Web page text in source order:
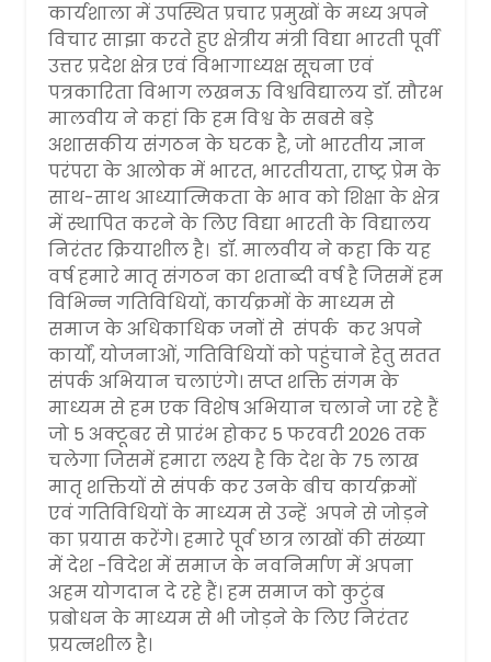
कार्यशाला में उपस्थित प्रचार प्रमुखों के मध्य अपने
विचार साझा करते हुए क्षेत्रीय मंत्री विद्या भारती पूर्वी
उत्तर प्रदेश क्षेत्र एवं विभागाध्यक्ष सूचना एवं
पत्रकारिता विभाग लखनऊ विश्वविद्यालय डॉ. सौरभ
मालवीय ने कहां कि हम विश्व के सबसे बड़े
अशासकीय संगठन के घटक है, जो भारतीय ज्ञान
परंपरा के आलोक में भारत, भारतीयता, राष्ट्र प्रेम के
साथ-साथ आध्यात्मिकता के भाव को शिक्षा के क्षेत्र
में स्थापित करने के लिए विद्या भारती के विद्यालय
निरंतर क्रियाशील है। डॉ. मालवीय ने कहा कि यह
वर्ष हमारे मातृ संगठन का शताब्दी वर्ष है जिसमें हम
विभिन्न गतिविधियों, कार्यक्रमों के माध्यम से
समाज के अधिकाधिक जनों से संपर्क कर अपने
कार्यों, योजनाओं, गतिविधियों को पहुंचाने हेतु सतत
संपर्क अभियान चलाएंगे। सप्त शक्ति संगम के
माध्यम से हम एक विशेष अभियान चलाने जा रहे हैं
जो 5 अक्टूबर से प्रारंभ होकर 5 फरवरी 2026 तक
चलेगा जिसमें हमारा लक्ष्य है कि देश के 75 लाख
मातृ शक्तियों से संपर्क कर उनके बीच कार्यक्रमों
एवं गतिविधियों के माध्यम से उन्हें अपने से जोड़ने
का प्रयास करेंगे। हमारे पूर्व छात्र लाखों की संख्या
में देश -विदेश में समाज के नवनिर्माण में अपना
अहम योगदान दे रहे हैं। हम समाज को कुटुंब
प्रबोधन के माध्यम से भी जोड़ने के लिए निरंतर
प्रयत्नशील है।